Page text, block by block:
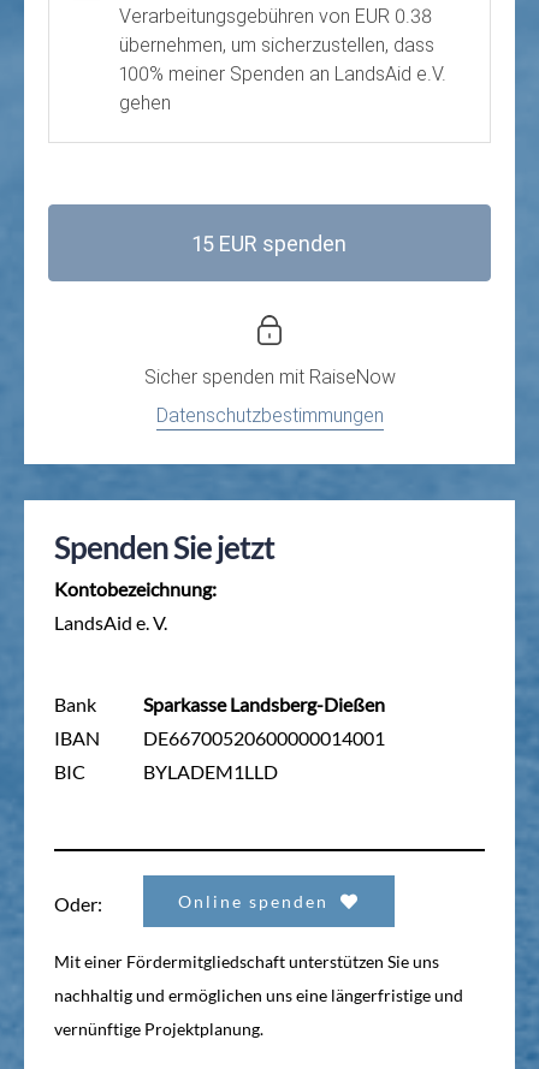
Verarbeitungsgebühren von EUR 0.38
übernehmen, um sicherzustellen, dass
100% meiner Spenden an LandsAid e.V.
gehen
15 EUR spenden
Sicher spenden mit RaiseNow
Datenschutzbestimmungen
Spenden Sie jetzt
Kontobezeichnung:
LandsAid e. V.
Bank
IBAN
BIC
Sparkasse Landsberg-Dießen
DE66700520600000014001
BYLADEM1LLD
Oder: Online spenden
Mit einer Fördermitgliedschaft unterstützen Sie uns
nachhaltig und ermöglichen uns eine längerfristige und
vernünftige Projektplanung.